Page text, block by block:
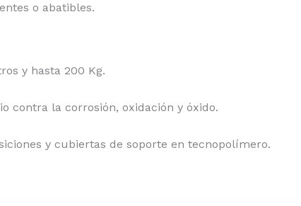
o abatibles.
y hasta 200 Kg.
contra la corrosión, oxidación y óxido.
y cubiertas de soporte en tecnopolímero.